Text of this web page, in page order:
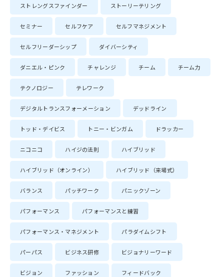
ストレングスファインダー ストーリーテリング
セミナー セルフケア セルフマネジメント
セルフリーダーシップ ダイバーシティ
ダニエル・ピンク チャレンジ チーム チーム力
テクノロジー テレワーク
デジタルトランスフォーメーション デッドライン
トッド・デイビス トニー・ビンガム ドラッカー
ニコニコ ハイジの法則 ハイブリッド
ハイブリッド（オンライン） ハイブリッド（来場式）
バランス パッチワーク パニックゾーン
パフォーマンス パフォーマンスと練習
パフォーマンス・マネジメント パラダイムシフト
パーパス ビジネス研修 ビジョナリーワード
ビジョン ファッション フィードバック